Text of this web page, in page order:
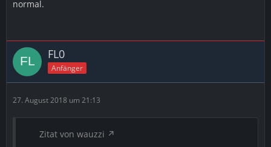
normal.
FL0
Anfänger
27. August 2018 um 21:13
Zitat von wauzzi